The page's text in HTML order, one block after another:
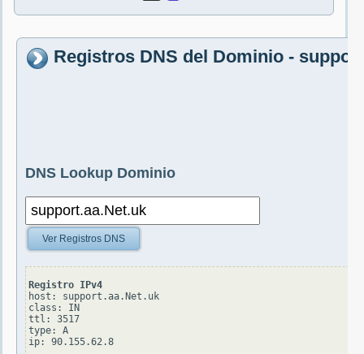
Registros DNS del Dominio -
DNS Lookup Dominio
Ver Registros DNS
Registro IPv4
host: support.aa.Net.uk
class: IN
ttl: 3517
type: A